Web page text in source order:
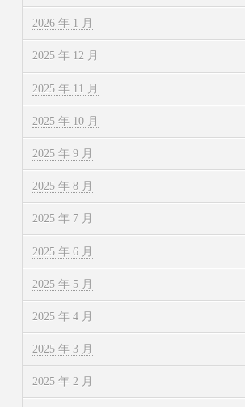
2026 年 1 月
2025 年 12 月
2025 年 11 月
2025 年 10 月
2025 年 9 月
2025 年 8 月
2025 年 7 月
2025 年 6 月
2025 年 5 月
2025 年 4 月
2025 年 3 月
2025 年 2 月